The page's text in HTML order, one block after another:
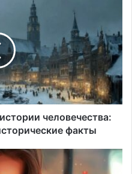
человечества:
факты